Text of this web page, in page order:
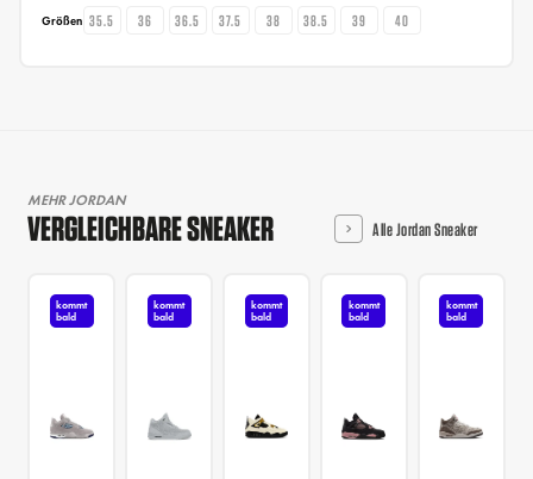
Größen 35.5 36 36.5 37.5 38 38.5 39 40
MEHR JORDAN
VERGLEICHBARE SNEAKER Alle Jordan Sneaker
kommt
bald
kommt
bald
kommt
bald
kommt
bald
kommt
bald